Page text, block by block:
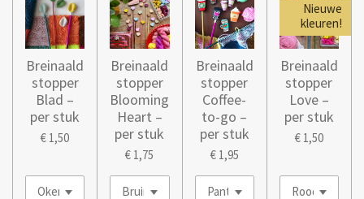
Breinaald
stopper
Blad –
per stuk
€ 1,50
Breinaald
stopper
Blooming
Heart –
per stuk
€ 1,75
Breinaald
stopper
Coffee-
to-go –
per stuk
€ 1,95
Nieuwe
kleuren!
Breinaald
stopper
Love –
per stuk
€ 1,50